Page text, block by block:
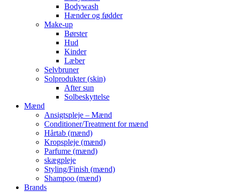
Bodywash
Hænder og fødder
Make-up
Børster
Hud
Kinder
Læber
Selvbruner
Solprodukter (skin)
After sun
Solbeskyttelse
Mænd
Ansigtspleje – Mænd
Conditioner/Treatment for mænd
Hårtab (mænd)
Kropspleje (mænd)
Parfume (mænd)
skægpleje
Styling/Finish (mænd)
Shampoo (mænd)
Brands